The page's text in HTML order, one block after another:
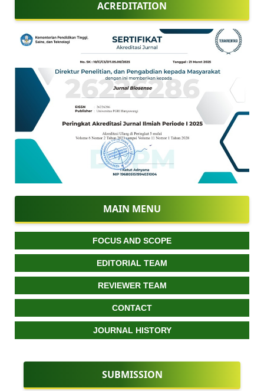
ACREDITATION
MAIN MENU
FOCUS AND SCOPE
EDITORIAL TEAM
REVIEWER TEAM
CONTACT
JOURNAL HISTORY
SUBMISSION